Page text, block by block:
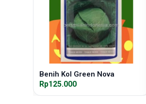
Benih Kol Green Nova
Rp125.000